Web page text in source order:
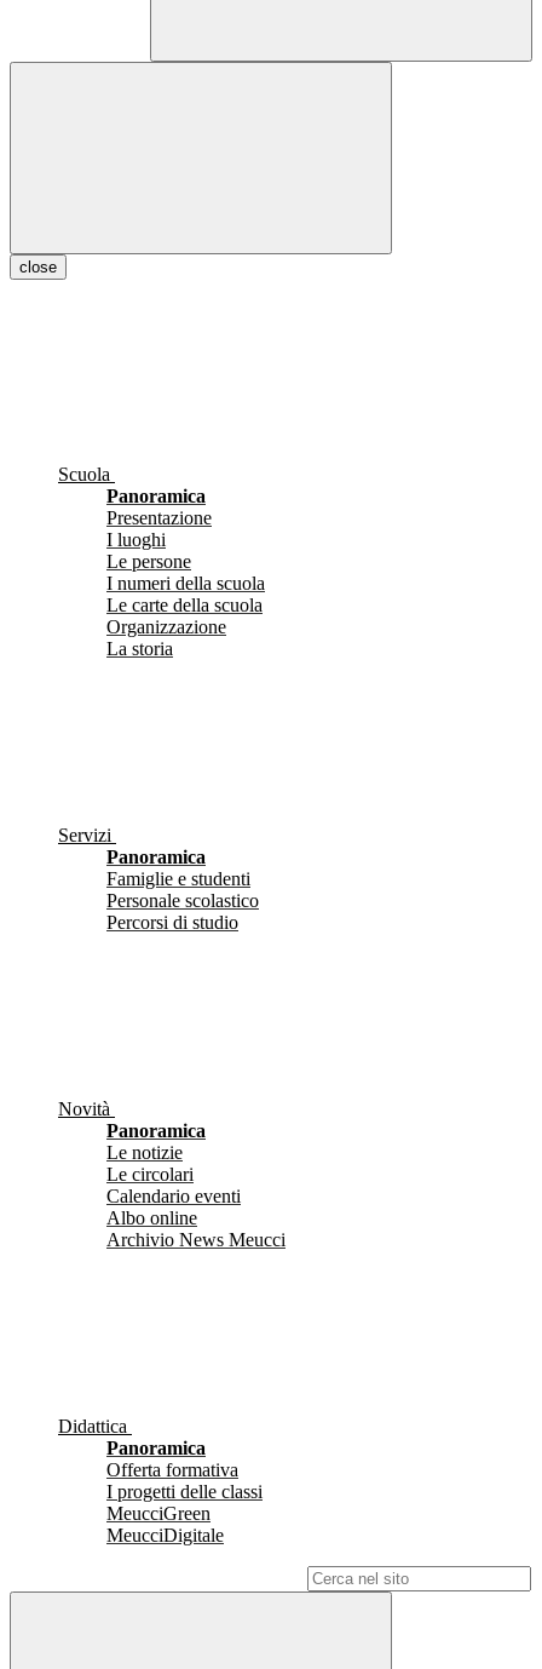
close
Scuola
Panoramica
Presentazione
I luoghi
Le persone
I numeri della scuola
Le carte della scuola
Organizzazione
La storia
Servizi
Panoramica
Famiglie e studenti
Personale scolastico
Percorsi di studio
Novità
Panoramica
Le notizie
Le circolari
Calendario eventi
Albo online
Archivio News Meucci
Didattica
Panoramica
Offerta formativa
I progetti delle classi
MeucciGreen
MeucciDigitale